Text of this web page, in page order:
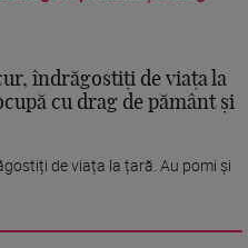
îndrăgostiți de viața la
cu drag de pământ și
de viața la țară. Au pomi și